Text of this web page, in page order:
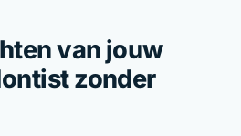
van jouw
zonder